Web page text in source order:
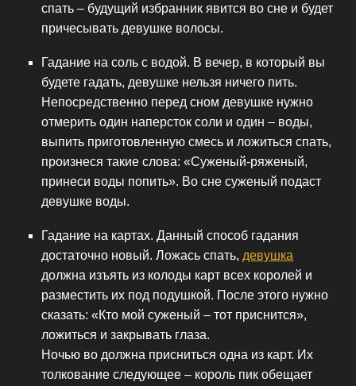
спать – будущий избранник явится во сне и будет
причесывать девушке волосы.
Гадание на соль с водой. В вечер, в который вы
будете гадать, девушке нельзя ничего пить.
Непосредственно перед сном девушке нужно
отмерить один наперсток соли и один – воды,
выпить приготовленную смесь и ложиться спать,
произнеся такие слова: «Суженый-ряженый,
принеси воды попить». Во сне суженый подаст
девушке воды.
Гадание на картах. Данный способ гадания
достаточно новый. Ложась спать, девушка
должна изъять из колоды карт всех королей и
разместить их под подушкой. После этого нужно
сказать: «Кто мой суженый – тот приснится»,
ложиться и закрывать глаза.
Ночью во должна присниться одна из карт. Их
толкование следующее – король пик обещает